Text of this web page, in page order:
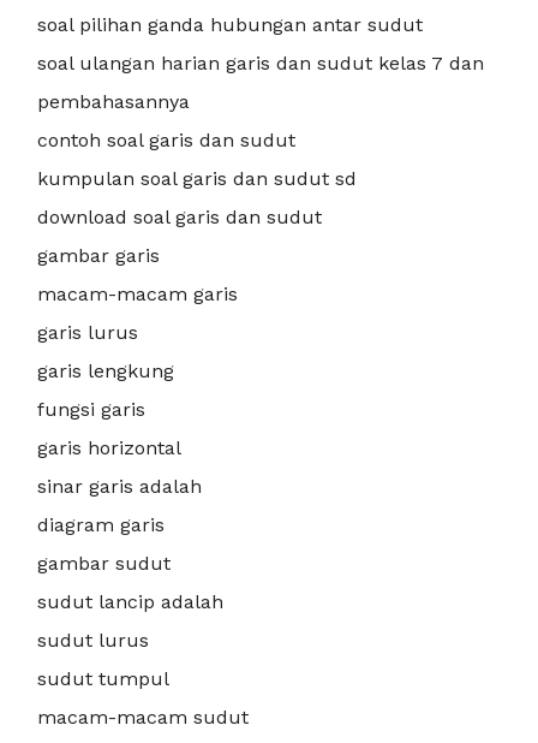
soal pilihan ganda hubungan antar sudut
soal ulangan harian garis dan sudut kelas 7 dan
pembahasannya
contoh soal garis dan sudut
kumpulan soal garis dan sudut sd
download soal garis dan sudut
gambar garis
macam-macam garis
garis lurus
garis lengkung
fungsi garis
garis horizontal
sinar garis adalah
diagram garis
gambar sudut
sudut lancip adalah
sudut lurus
sudut tumpul
macam-macam sudut